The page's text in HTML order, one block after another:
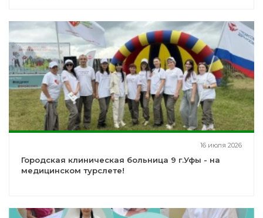
16 июля 2026
Городская клиническая больница 9 г.Уфы - на
медицинском турслете!